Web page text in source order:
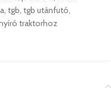
, tgb, tgb utánfutó,
traktorhoz